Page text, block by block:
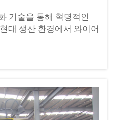
기술을 통해 혁명적인
대 생산 환경에서 와이어
본적으로 바꾸고 있습니
통적인…